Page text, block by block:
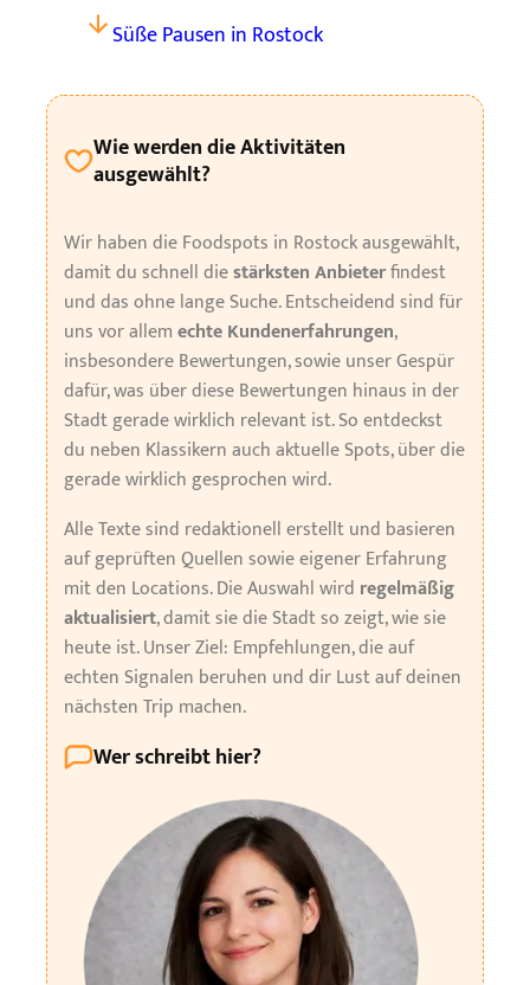
Süße Pausen in Rostock
Wie werden die Aktivitäten
ausgewählt?
Wir haben die Foodspots in Rostock ausgewählt,
damit du schnell diestärksten Anbieterfindest
und das ohne lange Suche. Entscheidend sind für
uns vor allemechte Kundenerfahrungen,
insbesondere Bewertungen, sowie unser Gespür
dafür, was über diese Bewertungen hinaus in der
Stadt gerade wirklich relevant ist. So entdeckst
du neben Klassikern auch aktuelle Spots, über die
gerade wirklich gesprochen wird.
Alle Texte sind redaktionell erstellt und basieren
auf geprüften Quellen sowie eigener Erfahrung
mit den Locations. Die Auswahl wird regelmäßig
aktualisiert, damit sie die Stadt so zeigt, wie sie
heute ist. Unser Ziel: Empfehlungen, die auf
echten Signalen beruhen und dir Lust auf deinen
nächsten Trip machen.
Wer schreibt hier?